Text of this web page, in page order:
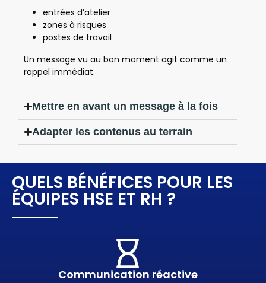
entrées d’atelier
zones à risques
postes de travail
Un message vu au bon moment agit comme un
rappel immédiat.
Mettre en avant un message à la fois
Adapter les contenus au terrain
QUELS BÉNÉFICES POUR LES
ÉQUIPES HSE ET RH ?
Communication réactive